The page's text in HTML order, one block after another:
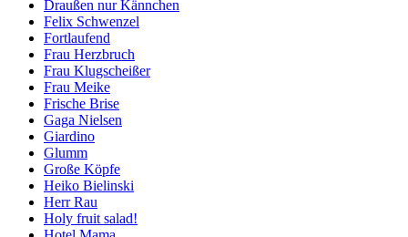
Draußen nur Kännchen
Felix Schwenzel
Fortlaufend
Frau Herzbruch
Frau Klugscheißer
Frau Meike
Frische Brise
Gaga Nielsen
Giardino
Glumm
Große Köpfe
Heiko Bielinski
Herr Rau
Holy fruit salad!